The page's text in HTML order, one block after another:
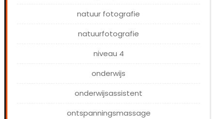
natuur fotografie
natuurfotografie
niveau 4
onderwijs
onderwijsassistent
ontspanningsmassage